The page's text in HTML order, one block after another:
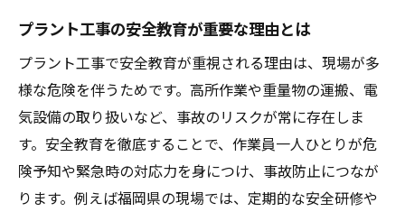
プラント工事の安全教育が重要な理由とは
プラント工事で安全教育が重視される理由は、現場が多
様な危険を伴うためです。高所作業や重量物の運搬、電
気設備の取り扱いなど、事故のリスクが常に存在しま
す。安全教育を徹底することで、作業員一人ひとりが危
険予知や緊急時の対応力を身につけ、事故防止につなが
ります。例えば福岡県の現場では、定期的な安全研修や